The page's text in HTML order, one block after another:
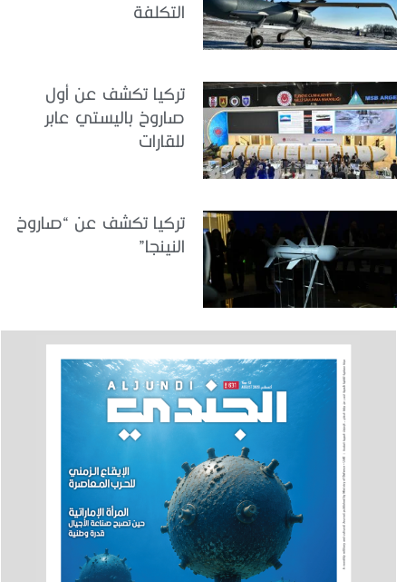
التكلفة
تركيا تكشف عن أول
صاروخ باليستي عابر
للقارات
تركيا تكشف عن “صاروخ
النينجا”